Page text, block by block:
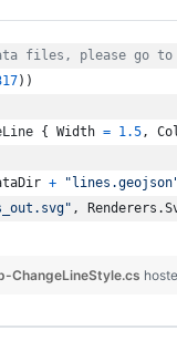
files, please go
) )
{ Width = 1.5,
+
, Renderers .
ChangeLineStyle.cs